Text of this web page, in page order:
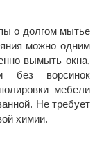
о долгом мытье
можно одним
вымыть окна,
без ворсинок
мебели
Не требует
химии.